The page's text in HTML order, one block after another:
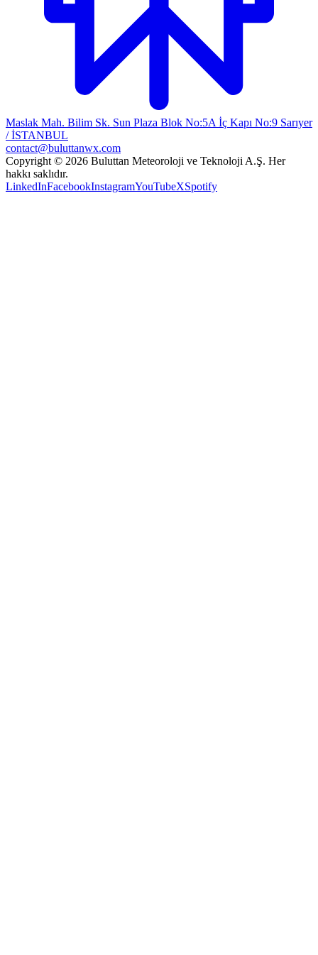
Maslak Mah. Bilim Sk. Sun Plaza Blok No:5A İç Kapı No:9 Sarıyer
/ İSTANBUL
contact@buluttanwx.com
Copyright © 2026 Buluttan Meteoroloji ve Teknoloji A.Ş. Her
hakkı saklıdır.
LinkedInFacebookInstagramYouTubeXSpotify